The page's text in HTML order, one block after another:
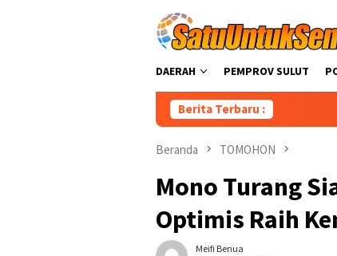
DAERAH PEMPROV SULUT
Berita Terbaru :
Beranda TOMOHON
Mono Turang
Optimis Raih
Meifi Benua